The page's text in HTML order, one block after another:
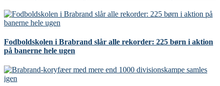
Fodboldskolen i Brabrand slår alle rekorder: 225 børn i aktion
på banerne hele ugen